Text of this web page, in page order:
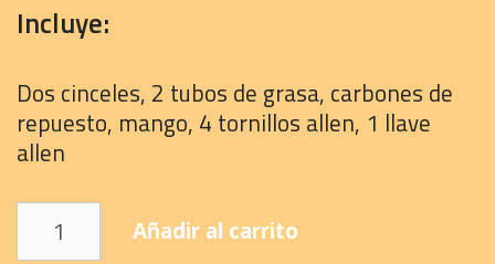
Incluye:
Dos cinceles, 2 tubos de grasa, carbones de
repuesto, mango, 4 tornillos allen, 1 llave
allen
Martillo
Demoledor
Añadir al carrito